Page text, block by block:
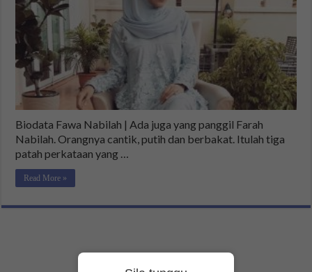
Biodata Fawa Nabilah | Ada juga yang panggil Farah
Nabilah. Orangnya cantik, putih dan berbakat. Itulah tiga
patah perkataan yang …
Read More »